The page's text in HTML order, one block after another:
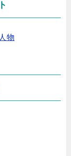
物